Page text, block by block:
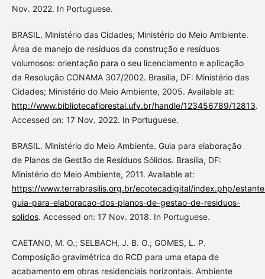
Nov. 2022. In Portuguese.
BRASIL. Ministério das Cidades; Ministério do Meio Ambiente.
Área de manejo de resíduos da construção e resíduos
volumosos: orientação para o seu licenciamento e aplicação
da Resolução CONAMA 307/2002. Brasília, DF: Ministério das
Cidades; Ministério do Meio Ambiente, 2005. Available at:
http://www.bibliotecaflorestal.ufv.br/handle/123456789/12813.
Accessed on: 17 Nov. 2022. In Portuguese.
BRASIL. Ministério do Meio Ambiente. Guia para elaboração
de Planos de Gestão de Resíduos Sólidos. Brasília, DF:
Ministério do Meio Ambiente, 2011. Available at:
https://www.terrabrasilis.org.br/ecotecadigital/index.php/
guia-para-elaboracao-dos-planos-de-gestao-de-residuos-
solidos. Accessed on: 17 Nov. 2018. In Portuguese.
CAETANO, M. O.; SELBACH, J. B. O.; GOMES, L. P.
Composição gravimétrica do RCD para uma etapa de
acabamento em obras residenciais horizontais. Ambiente